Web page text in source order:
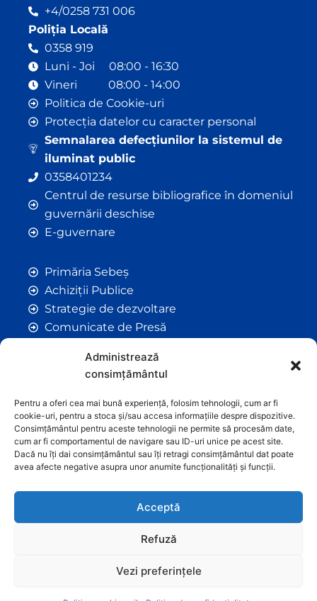
Administrează
consimțământul
Pentru a oferi cea mai bună experiență, folosim tehnologii, cum ar fi
cookie-uri, pentru a stoca și/sau accesa informațiile despre dispozitive.
Consimțământul pentru aceste tehnologii ne permite să procesăm date,
cum ar fi comportamentul de navigare sau ID-uri unice pe acest site.
Dacă nu îți dai consimțământul sau îți retragi consimțământul dat poate
avea afecte negative asupra unor anumite funcționalități și funcții.
Acceptă
Refuză
Vezi preferințele
+4/0258 731 006
Poliția Locală
0358 919
Luni - Joi 08:00 - 16:30
Vineri 08:00 - 14:00
Politica de Cookie-uri
Protecția datelor cu caracter personal
Semnalarea defecțiunilor la sistemul de
iluminat public
0358401234
Centrul de resurse bibliografice în domeniul
guvernării deschise
E-guvernare
Primăria Sebeș
Achiziții Publice
Strategie de dezvoltare
Comunicate de Presă
Anunțuri
Hotarâri de Consiliu
Certificate de Urbanism
Autorizații de Construcții
Orașe Înfrățite
Contact
Graficã și dezvoltare website